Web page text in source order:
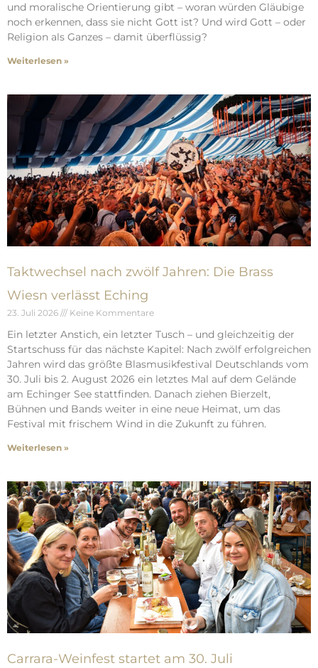
und moralische Orientierung gibt – woran würden Gläubige
noch erkennen, dass sie nicht Gott ist? Und wird Gott – oder
Religion als Ganzes – damit überflüssig?
Weiterlesen »
Taktwechsel nach zwölf Jahren: Die Brass
Wiesn verlässt Eching
23. Juli 2026 Keine Kommentare
Ein letzter Anstich, ein letzter Tusch – und gleichzeitig der
Startschuss für das nächste Kapitel: Nach zwölf erfolgreichen
Jahren wird das größte Blasmusikfestival Deutschlands vom
30. Juli bis 2. August 2026 ein letztes Mal auf dem Gelände
am Echinger See stattfinden. Danach ziehen Bierzelt,
Bühnen und Bands weiter in eine neue Heimat, um das
Festival mit frischem Wind in die Zukunft zu führen.
Weiterlesen »
Carrara-Weinfest startet am 30. Juli